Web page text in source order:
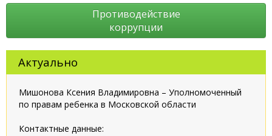
Противодействие
коррупции
Актуально
Мишонова Ксения Владимировна – Уполномоченный
по правам ребенка в Московской области
Контактные данные: